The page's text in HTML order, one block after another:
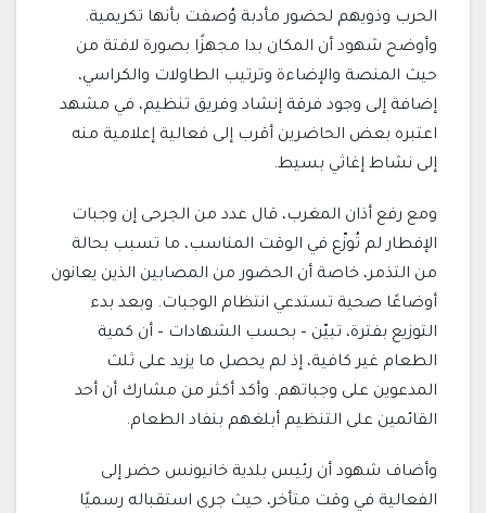
الحرب وذويهم لحضور مأدبة وُصفت بأنها تكريمية.
وأوضح شهود أن المكان بدا مجهزًا بصورة لافتة من
حيث المنصة والإضاءة وترتيب الطاولات والكراسي،
إضافة إلى وجود فرقة إنشاد وفريق تنظيم، في مشهد
اعتبره بعض الحاضرين أقرب إلى فعالية إعلامية منه
إلى نشاط إغاثي بسيط.
ومع رفع أذان المغرب، قال عدد من الجرحى إن وجبات
الإفطار لم تُوزّع في الوقت المناسب، ما تسبب بحالة
من التذمر، خاصة أن الحضور من المصابين الذين يعانون
أوضاعًا صحية تستدعي انتظام الوجبات. وبعد بدء
التوزيع بفترة، تبيّن – بحسب الشهادات – أن كمية
الطعام غير كافية، إذ لم يحصل ما يزيد على ثلث
المدعوين على وجباتهم. وأكد أكثر من مشارك أن أحد
القائمين على التنظيم أبلغهم بنفاد الطعام.
وأضاف شهود أن رئيس بلدية خانيونس حضر إلى
الفعالية في وقت متأخر، حيث جرى استقباله رسميًا